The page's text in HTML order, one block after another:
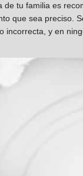
tu familia es
que sea preciso.
incorrecta, y en